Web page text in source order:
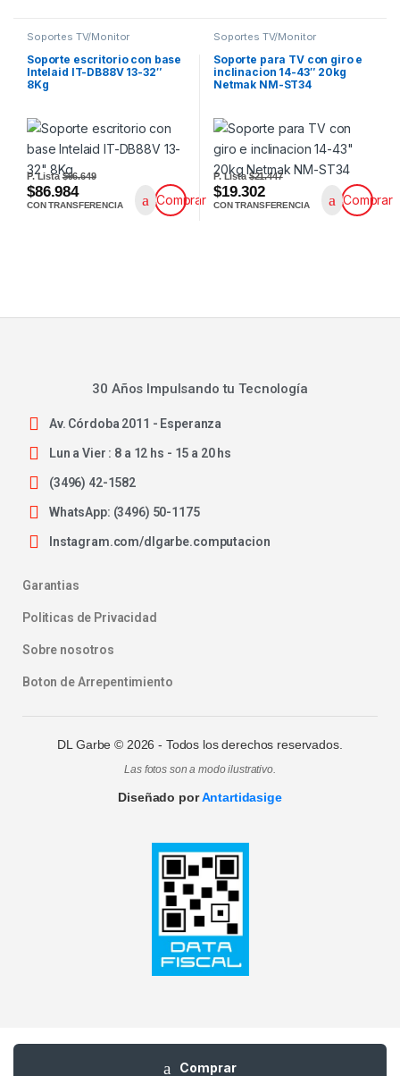
Comprar
Soportes TV/Monitor
Soporte escritorio con base
Intelaid IT-DB88V 13-32″
8Kg
P. Lista$96.649
$86.984
CON TRANSFERENCIA Comprar
Soportes TV/Monitor
Soporte para TV con giro e
inclinacion 14-43″ 20kg
Netmak NM-ST34
P. Lista$21.447
$19.302
CON TRANSFERENCIA Comprar
30 Años Impulsando tu Tecnología
Av. Córdoba 2011 - Esperanza
Lun a Vier : 8 a 12 hs - 15 a 20 hs
(3496) 42-1582
WhatsApp: (3496) 50-1175
Instagram.com/dlgarbe.computacion
Garantias
Politicas de Privacidad
Sobre nosotros
Boton de Arrepentimiento
DL Garbe © 2026 - Todos los derechos reservados.
Las fotos son a modo ilustrativo.
Diseñado porAntartidasige